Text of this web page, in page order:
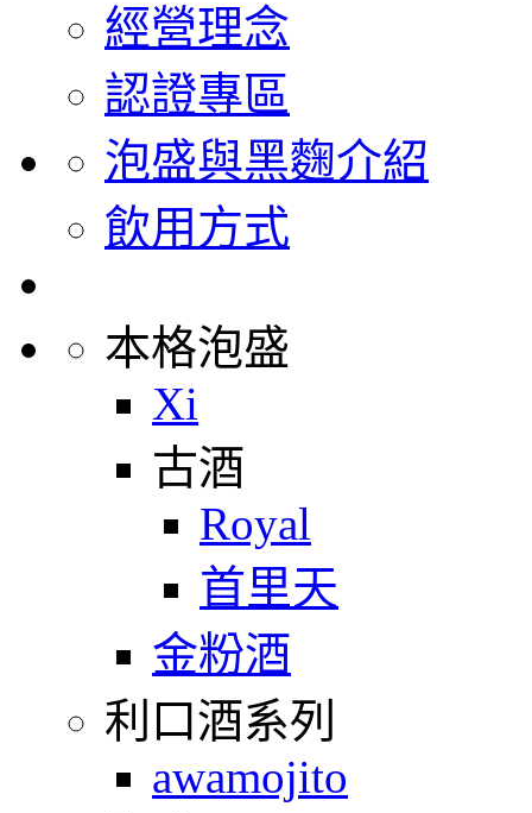
經營理念
認證專區
泡盛與黑麴介紹
飲用方式
本格泡盛
Xi
古酒
Royal
首里天
金粉酒
利口酒系列
awamojito